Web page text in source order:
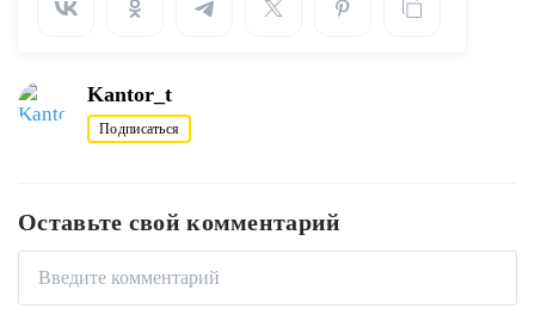
Kantor_t
Подписаться
Оставьте свой комментарий